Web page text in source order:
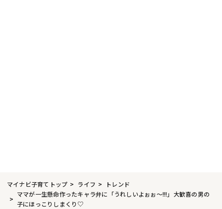
マイナビ子育てトップ ライフ
トレンド
ママが一生懸命作ったキャラ弁に「うれしいよぉぉ～!!!」大歓喜の男の
子にほっこりしまくり♡